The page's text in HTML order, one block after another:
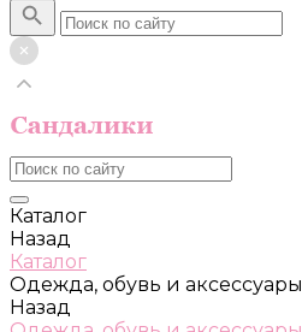
Каталог
Назад
Каталог
Одежда, обувь и аксессуары
Назад